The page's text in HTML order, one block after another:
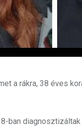
a rákra, 38 éves
ban